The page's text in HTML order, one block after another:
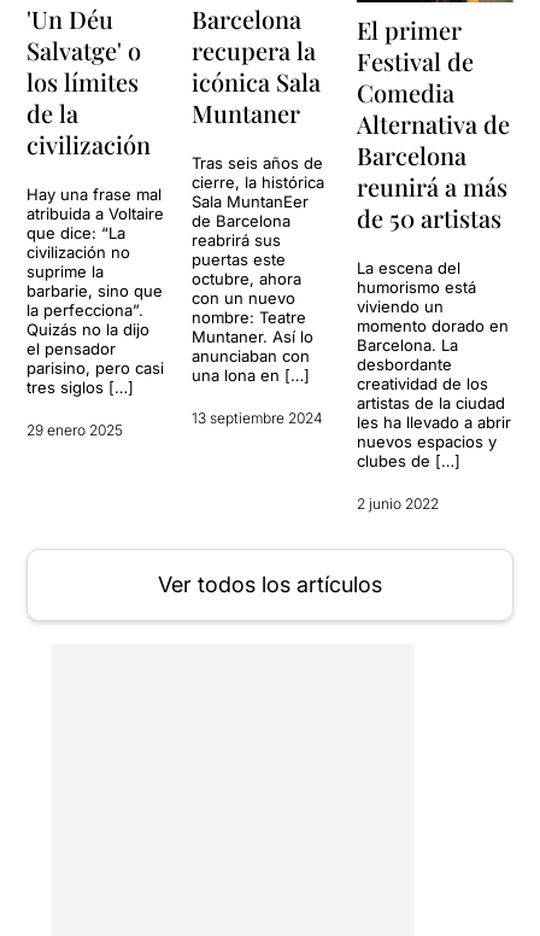
'Un Déu
Salvatge' o
los límites
de la
civilización
Hay una frase mal
atribuida a Voltaire
que dice: “La
civilización no
suprime la
barbarie, sino que
la perfecciona”.
Quizás no la dijo
el pensador
parisino, pero casi
tres siglos […]
29 enero 2025
Barcelona
recupera la
icónica Sala
Muntaner
Tras seis años de
cierre, la histórica
Sala MuntanEer
de Barcelona
reabrirá sus
puertas este
octubre, ahora
con un nuevo
nombre: Teatre
Muntaner. Así lo
anunciaban con
una lona en […]
13 septiembre 2024
El primer
Festival de
Comedia
Alternativa de
Barcelona
reunirá a más
de 50 artistas
La escena del
humorismo está
viviendo un
momento dorado en
Barcelona. La
desbordante
creatividad de los
artistas de la ciudad
les ha llevado a abrir
nuevos espacios y
clubes de […]
2 junio 2022
Ver todos los artículos